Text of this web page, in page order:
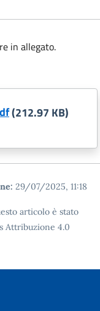
in allegato.
(212.97 KB)
29/07/2025, 11:18
articolo è stato
Attribuzione 4.0